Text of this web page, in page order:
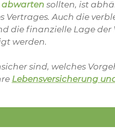
abwarten sollten, ist
Vertrages. Auch die
die finanzielle Lage der
werden.
sind, welches
Lebensversicherung